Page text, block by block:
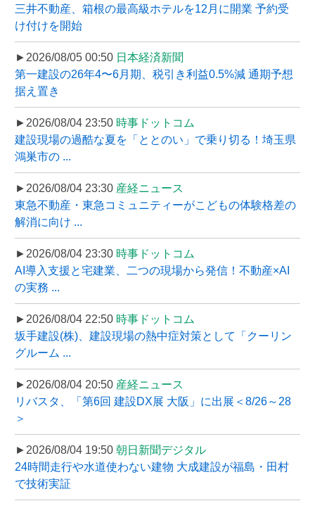
三井不動産、箱根の最高級ホテルを12月に開業 予約受
け付けを開始
►2026/08/05 00:50 日本経済新聞
第一建設の26年4〜6月期、税引き利益0.5%減 通期予想
据え置き
►2026/08/04 23:50 時事ドットコム
建設現場の過酷な夏を「ととのい」で乗り切る！埼玉県
鴻巣市の ...
►2026/08/04 23:30 産経ニュース
東急不動産・東急コミュニティーがこどもの体験格差の
解消に向け ...
►2026/08/04 23:30 時事ドットコム
AI導入支援と宅建業、二つの現場から発信！不動産×AI
の実務 ...
►2026/08/04 22:50 時事ドットコム
坂手建設(株)、建設現場の熱中症対策として「クーリン
グルーム ...
►2026/08/04 20:50 産経ニュース
リバスタ、「第6回 建設DX展 大阪」に出展＜8/26～28
＞
►2026/08/04 19:50 朝日新聞デジタル
24時間走行や水道使わない建物 大成建設が福島・田村
で技術実証